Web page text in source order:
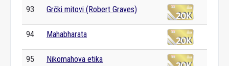
93 Grčki mitovi (Robert Graves)
94 Mahabharata
95 Nikomahova etika